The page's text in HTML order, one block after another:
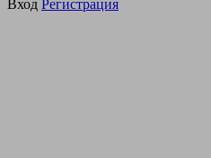
Вход Регистрация